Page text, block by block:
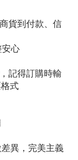
貨到付款、信
安心
記得訂購時輸
式
異，完美主義